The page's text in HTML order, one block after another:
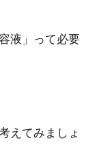
液」って必要
えてみましょ